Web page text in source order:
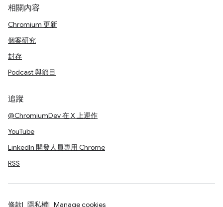
相關內容
Chromium 更新
個案研究
封存
Podcast 與節目
追蹤
@ChromiumDev 在 X 上運作
YouTube
LinkedIn 開發人員專用 Chrome
RSS
條款 隱私權 Manage cookies